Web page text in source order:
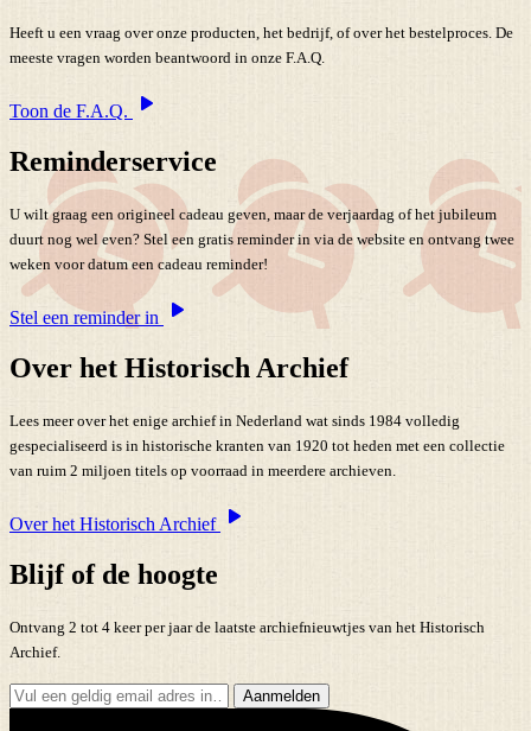
Heeft u een vraag over onze producten, het bedrijf, of over het bestelproces. De
meeste vragen worden beantwoord in onze F.A.Q.
Toon de F.A.Q.
Reminderservice
U wilt graag een origineel cadeau geven, maar de verjaardag of het jubileum
duurt nog wel even? Stel een gratis reminder in via de website en ontvang twee
weken voor datum een cadeau reminder!
Stel een reminder in
Over het Historisch Archief
Lees meer over het enige archief in Nederland wat sinds 1984 volledig
gespecialiseerd is in historische kranten van 1920 tot heden met een collectie
van ruim 2 miljoen titels op voorraad in meerdere archieven.
Over het Historisch Archief
Blijf of de hoogte
Ontvang 2 tot 4 keer per jaar de laatste archiefnieuwtjes van het Historisch
Archief.
Aanmelden